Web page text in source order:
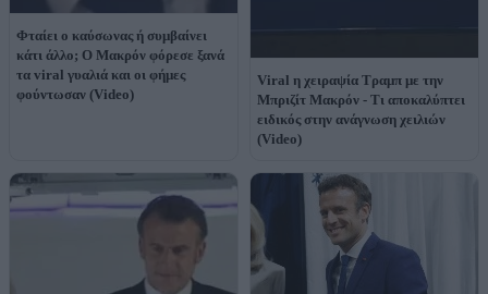
Φταίει ο καύσωνας ή συμβαίνει
κάτι άλλο; Ο Μακρόν φόρεσε ξανά
τα viral γυαλιά και οι φήμες
φούντωσαν (Video)
Viral η χειραψία Τραμπ με την
Μπριζίτ Μακρόν - Τι αποκαλύπτει
ειδικός στην ανάγνωση χειλιών
(Video)